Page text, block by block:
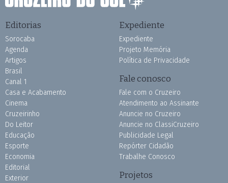
Editorias
Sorocaba
Agenda
Artigos
Brasil
Canal 1
Casa e Acabamento
Cinema
Cruzeirinho
Do Leitor
Educação
Esporte
Economia
Editorial
Exterior
Expediente
Expediente
Projeto Memória
Política de Privacidade
Fale conosco
Fale com o Cruzeiro
Atendimento ao Assinante
Anuncie no Cruzeiro
Anuncie no ClassiCruzeiro
Publicidade Legal
Repórter Cidadão
Trabalhe Conosco
Projetos